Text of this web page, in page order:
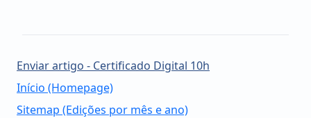
Enviar artigo - Certificado Digital 10h
Início (Homepage)
Sitemap (Edições por mês e ano)